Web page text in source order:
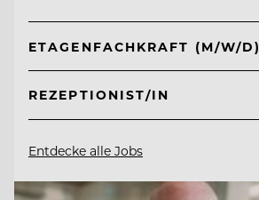
ETAGENFACHKRAFT (M/W/D)
REZEPTIONIST/IN
Entdecke alle Jobs